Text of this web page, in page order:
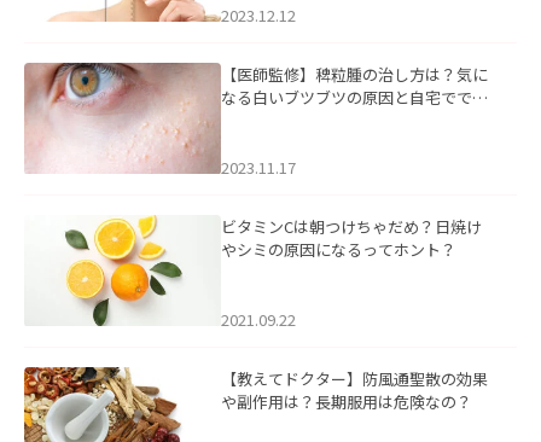
2023.12.12
【医師監修】稗粒腫の治し方は？気に
なる白いブツブツの原因と自宅ででき
2023.11.17
ビタミンCは朝つけちゃだめ？日焼け
やシミの原因になるってホント？
2021.09.22
【教えてドクター】防風通聖散の効果
や副作用は？長期服用は危険なの？